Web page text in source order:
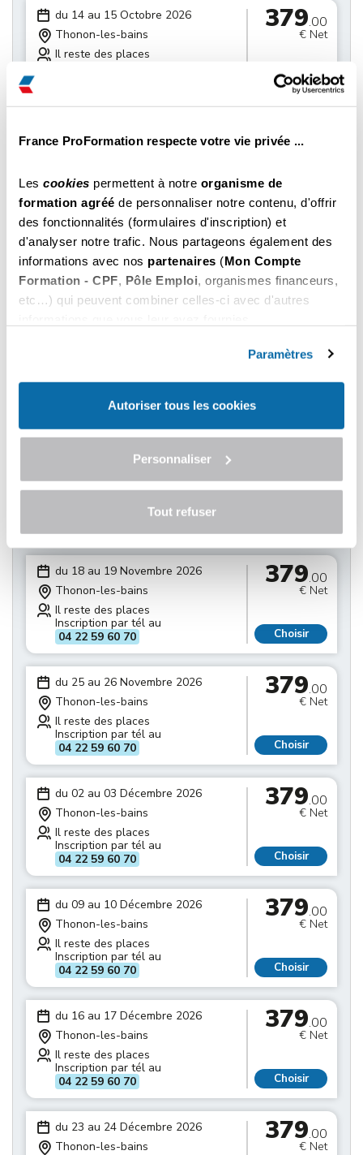
France ProFormation respecte votre vie privée ...
Les cookies permettent à notre organisme de
formation agréé de personnaliser notre contenu, d'offrir
des fonctionnalités (formulaires d'inscription) et
d'analyser notre trafic. Nous partageons également des
informations avec nos partenaires (Mon Compte
Formation - CPF
Pôle Emploi , organismes financeurs,
etc…) qui peuvent combiner celles-ci avec d'autres
Autoriser tous les cookies", vous
Paramètres
Autoriser tous les cookies
Personnaliser
Tout refuser
du 14 au 15 Octobre 2026
Thonon-les-bains
Il reste des places
379.00
€ Net
Choisir
Thonon-les-bains
Inscription par tél au
04 22 59 60 70
379 € Net
Choisir
du 28 au 29 Octobre 2026
Thonon-les-bains
Il reste des places
Inscription par tél au
04 22 59 60 70
379 .00
€ Net
Choisir
Il reste des places
Inscription par tél au
04 22 59 60 70
379.00
du 11 au 12 Novembre 2026
Thonon-les-bains
Inscription par tél au
€ Net
du 18 au 19 Novembre 2026
Thonon-les-bains
Il reste des places
Inscription par tél au
04 22 59 60 70
379.00
€ Net
Choisir
du 25 au 26 Novembre 2026
Thonon-les-bains
Il reste des places
Inscription par tél au
04 22 59 60 70
379.00
€ Net
Choisir
du 02 au 03 Décembre 2026
Thonon-les-bains
Il reste des places
Inscription par tél au
04 22 59 60 70
379.00
€ Net
Choisir
du 09 au 10 Décembre 2026
Thonon-les-bains
Il reste des places
Inscription par tél au
04 22 59 60 70
379.00
€ Net
Choisir
du 16 au 17 Décembre 2026
Thonon-les-bains
Il reste des places
Inscription par tél au
04 22 59 60 70
379.00
€ Net
Choisir
du 23 au 24 Décembre 2026
Thonon-les-bains
379.00
€ Net